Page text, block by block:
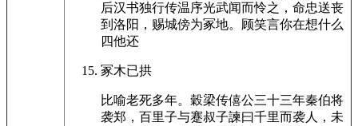
后汉书独行传温序光武闻而怜之，命忠送丧
到洛阳，赐城傍为冢地。顾笑言你在想什么
四他还
冢木已拱
比喻老死多年。穀梁传僖公三十三年秦伯将
袭郑，百里子与蹇叔子諫曰千里而袭人，未